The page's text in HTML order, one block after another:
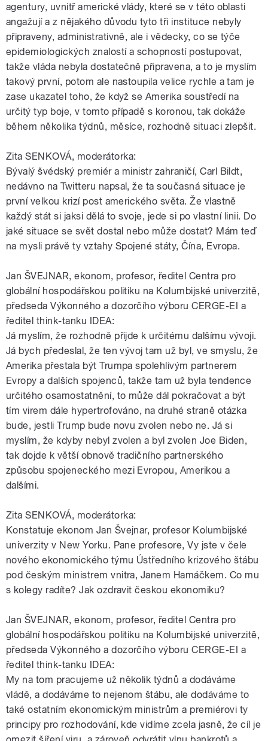
agentury, uvnitř americké vlády, které se v této oblasti
angažují a z nějakého důvodu tyto tři instituce nebyly
připraveny, administrativně, ale i vědecky, co se týče
epidemiologických znalostí a schopností postupovat,
takže vláda nebyla dostatečně připravena, a to je myslím
takový první, potom ale nastoupila velice rychle a tam je
zase ukazatel toho, že když se Amerika soustředí na
určitý typ boje, v tomto případě s koronou, tak dokáže
během několika týdnů, měsíce, rozhodně situaci zlepšit.
Zita SENKOVÁ, moderátorka:
Bývalý švédský premiér a ministr zahraničí, Carl Bildt,
nedávno na Twitteru napsal, že ta současná situace je
první velkou krizí post amerického světa. Že vlastně
každý stát si jaksi dělá to svoje, jede si po vlastní linii. Do
jaké situace se svět dostal nebo může dostat? Mám teď
na mysli právě ty vztahy Spojené státy, Čína, Evropa.
Jan ŠVEJNAR, ekonom, profesor, ředitel Centra pro
globální hospodářskou politiku na Kolumbijské univerzitě,
předseda Výkonného a dozorčího výboru CERGE-EI a
ředitel think-tanku IDEA:
Já myslím, že rozhodně přijde k určitému dalšímu vývoji.
Já bych předeslal, že ten vývoj tam už byl, ve smyslu, že
Amerika přestala být Trumpa spolehlivým partnerem
Evropy a dalších spojenců, takže tam už byla tendence
určitého osamostatnění, to může dál pokračovat a být
tím virem dále hypertrofováno, na druhé straně otázka
bude, jestli Trump bude novu zvolen nebo ne. Já si
myslím, že kdyby nebyl zvolen a byl zvolen Joe Biden,
tak dojde k větší obnově tradičního partnerského
způsobu spojeneckého mezi Evropou, Amerikou a
dalšími.
Zita SENKOVÁ, moderátorka:
Konstatuje ekonom Jan Švejnar, profesor Kolumbijské
univerzity v New Yorku. Pane profesore, Vy jste v čele
nového ekonomického týmu Ústředního krizového štábu
pod českým ministrem vnitra, Janem Hamáčkem. Co mu
s kolegy radíte? Jak ozdravit českou ekonomiku?
Jan ŠVEJNAR, ekonom, profesor, ředitel Centra pro
globální hospodářskou politiku na Kolumbijské univerzitě,
předseda Výkonného a dozorčího výboru CERGE-EI a
ředitel think-tanku IDEA:
My na tom pracujeme už několik týdnů a dodáváme
vládě, a dodáváme to nejenom štábu, ale dodáváme to
také ostatním ekonomickým ministrům a premiérovi ty
principy pro rozhodování, kde vidíme zcela jasně, že cíl je